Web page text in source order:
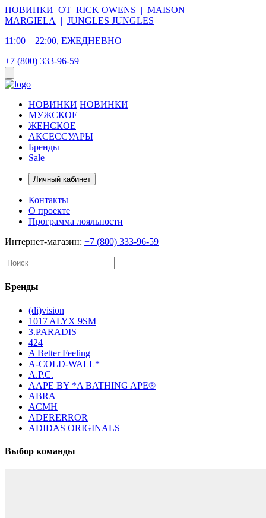
НОВИНКИ ОТ RICK OWENS | MAISON
MARGIELA
| JUNGLES JUNGLES
11:00 – 22:00, ЕЖЕДНЕВНО
+7 (800) 333-96-59
НОВИНКИ НОВИНКИ
МУЖСКОЕ
ЖЕНСКОЕ
АКСЕССУАРЫ
Бренды
Sale
Личный кабинет
Контакты
О проекте
Программа лояльности
Интернет-магазин: +7 (800) 333-96-59
Бренды
(di)vision
1017 ALYX 9SM
3.PARADIS
424
A Better Feeling
A-COLD-WALL*
A.P.C.
AAPE BY *A BATHING APE®
ABRA
ACMH
ADERERROR
ADIDAS ORIGINALS
Выбор команды